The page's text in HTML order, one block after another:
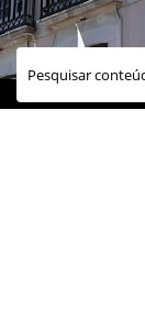
links úteis